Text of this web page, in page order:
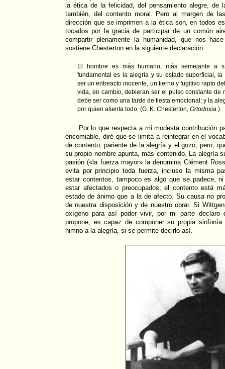
la ética de la felicidad, del pensamiento alegre, de
también, del contento moral. Pero al margen de
dirección que se imprimen a la ética son, en todos
tocados por la gracia de participar de un común
compartir plenamente la humanidad, que nos
sostiene Chesterton en la siguiente declaración:
El hombre es más humano, más semejante a
fundamental es la alegría y su estado superficial,
ser un entreacto inocente, un tierno y fugitivo rapto
vida, en cambio, debieran ser el pulso constante de
debe ser como una tarde de fiesta emocional; y la
por quien alienta todo. (G. K. Chesterton, Ortodoxia.)
Por lo que respecta a mi modesta contribución
encomiable, diré que se limita a reintegrar en el
de contento, pariente de la alegría y el gozo, pero,
su propio nombre apunta, más contenido. La alegría
pasión («la fuerza mayor» la denomina Clément
evita por principio toda fuerza, incluso la misma
estar contentos, tampoco es algo que se padece,
estar afectados o preocupados; el contento está
estado de ánimo que a la de afecto. Su causa no
de nuestra disposición y de nuestro obrar. Si
oxígeno para así poder vivir, por mi parte
propone, es capaz de componer su propia
himno a la alegría, si se permite decirlo así.